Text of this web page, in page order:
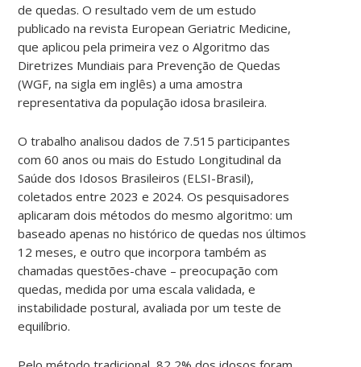
de quedas. O resultado vem de um estudo
publicado na revista European Geriatric Medicine,
que aplicou pela primeira vez o Algoritmo das
Diretrizes Mundiais para Prevenção de Quedas
(WGF, na sigla em inglês) a uma amostra
representativa da população idosa brasileira.
O trabalho analisou dados de 7.515 participantes
com 60 anos ou mais do Estudo Longitudinal da
Saúde dos Idosos Brasileiros (ELSI-Brasil),
coletados entre 2023 e 2024. Os pesquisadores
aplicaram dois métodos do mesmo algoritmo: um
baseado apenas no histórico de quedas nos últimos
12 meses, e outro que incorpora também as
chamadas questões-chave – preocupação com
quedas, medida por uma escala validada, e
instabilidade postural, avaliada por um teste de
equilíbrio.